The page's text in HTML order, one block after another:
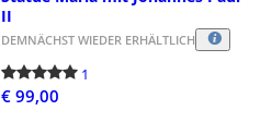
II
DEMNÄCHST WIEDER ERHÄLTLICH
1
€ 99,00